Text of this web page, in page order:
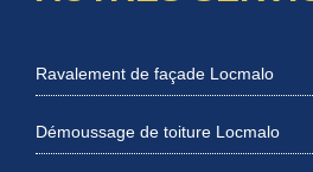
Ravalement de façade Locmalo
Démoussage de toiture Locmalo